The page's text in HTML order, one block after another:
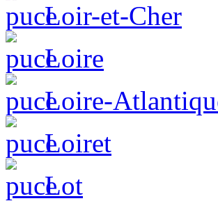
Loir-et-Cher
Loire
Loire-
Loiret
Lot